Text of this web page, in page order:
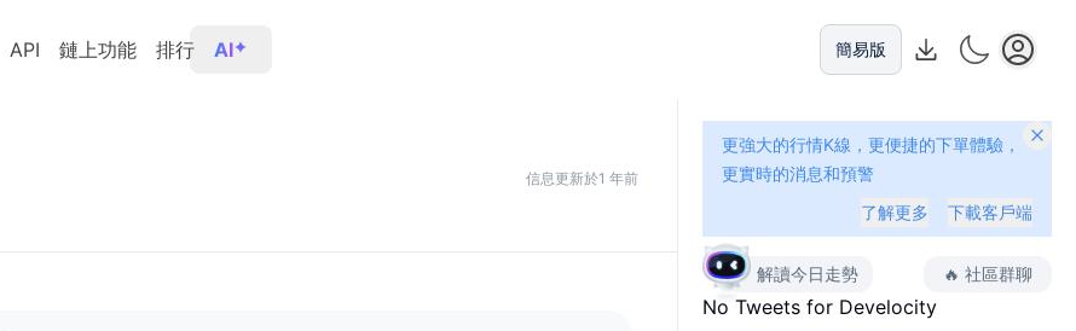
API 鏈上功能 排行 AI 簡易版
信息更新於1 年前
更強大的行情K線，更便捷的下單體驗，
更實時的消息和預警
了解更多
下載客戶端
解讀今日走勢 🔥 社區群聊
No Tweets for Develocity